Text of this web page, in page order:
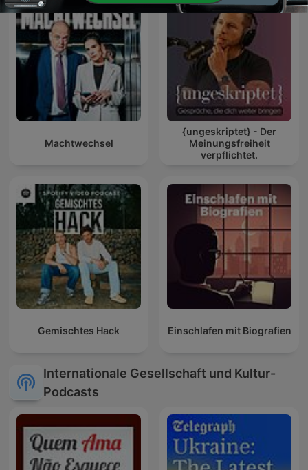
Machtwechsel
{ungeskriptet} - Der
Meinungsfreiheit
verpflichtet.
Gemischtes Hack Einschlafen mit Biografien
Internationale Gesellschaft und Kultur-
Podcasts